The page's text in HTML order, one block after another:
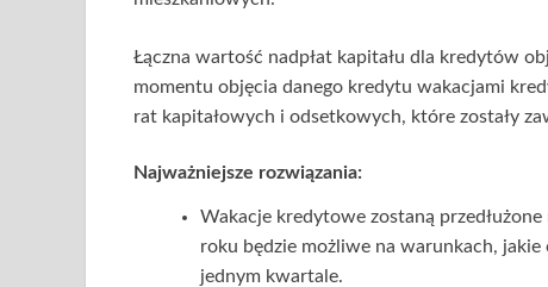
Łączna wartość nadpłat kapitału dla kredytów
momentu objęcia danego kredytu wakacjami
rat kapitałowych i odsetkowych, które zostały
Najważniejsze rozwiązania:
Wakacje kredytowe zostaną
roku będzie możliwe na warunkach,
jednym kwartale.